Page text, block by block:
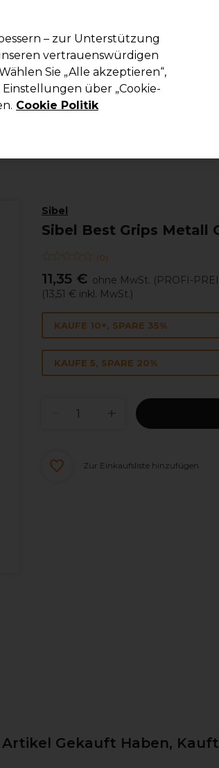
Herrenfriseur Inspiration Die Professional
Sibel
Sibel Best Grips Metall
(0)
11,35 € ohne MwSt. (PROFI-
(13,51 € inkl. MwSt.)
KAUFE 10+, SPARE 35%
KAUFE 5, SPARE 20%
Zur Einkaufsliste hinzufügen
Artikel Gekauft Haben,
– zur Unterstützung
vertrauenswürdigen
Sie „Alle akzeptieren“,
über „Cookie-
Cookie Politik